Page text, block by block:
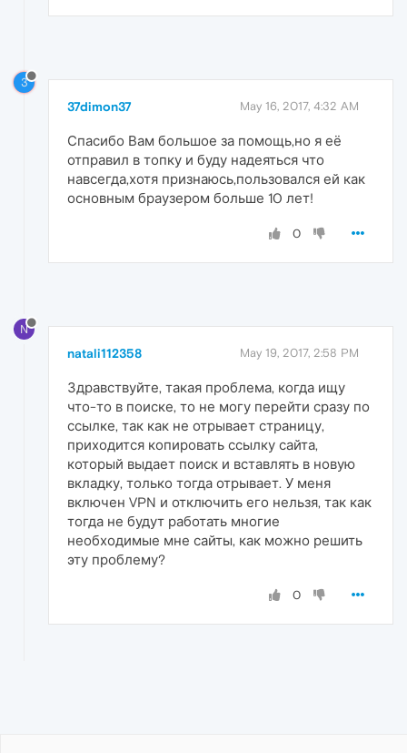
3
37dimon37 May 16, 2017, 4:32 AM
Спасибо Вам большое за помощь,но я её
отправил в топку и буду надеяться что
навсегда,хотя признаюсь,пользовался ей как
основным браузером больше 10 лет!
0
N
natali112358 May 19, 2017, 2:58 PM
Здравствуйте, такая проблема, когда ищу
что-то в поиске, то не могу перейти сразу по
ссылке, так как не отрывает страницу,
приходится копировать ссылку сайта,
который выдает поиск и вставлять в новую
вкладку, только тогда отрывает. У меня
включен VPN и отключить его нельзя, так как
тогда не будут работать многие
необходимые мне сайты, как можно решить
эту проблему?
0